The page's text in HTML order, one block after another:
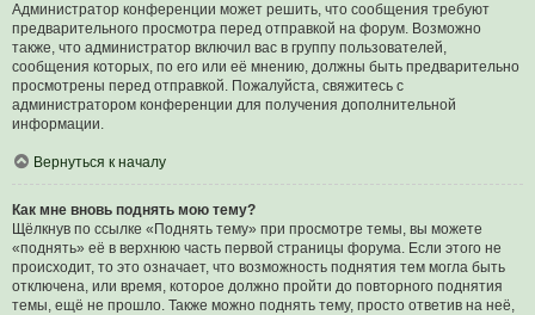
Администратор конференции может решить, что сообщения требуют
предварительного просмотра перед отправкой на форум. Возможно
также, что администратор включил вас в группу пользователей,
сообщения которых, по его или её мнению, должны быть предварительно
просмотрены перед отправкой. Пожалуйста, свяжитесь с
администратором конференции для получения дополнительной
информации.
Вернуться к началу
Как мне вновь поднять мою тему?
Щёлкнув по ссылке «Поднять тему» при просмотре темы, вы можете
«поднять» её в верхнюю часть первой страницы форума. Если этого не
происходит, то это означает, что возможность поднятия тем могла быть
отключена, или время, которое должно пройти до повторного поднятия
темы, ещё не прошло. Также можно поднять тему, просто ответив на неё,